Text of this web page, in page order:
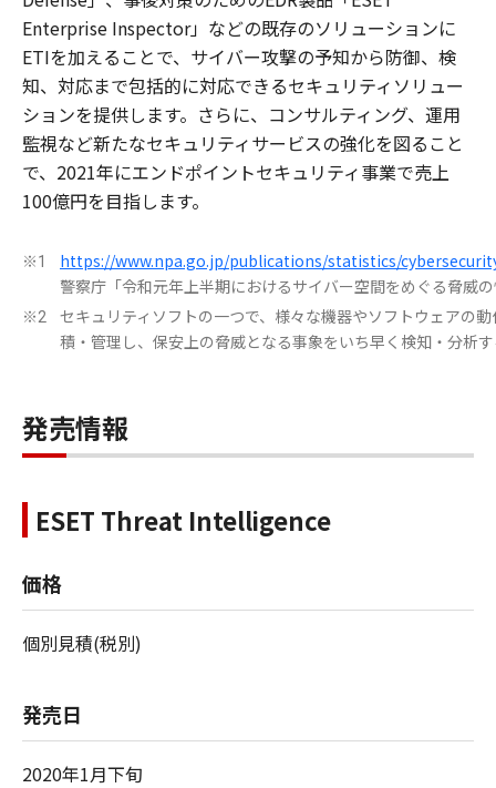
Enterprise Inspector」などの既存のソリューションに
ETIを加えることで、サイバー攻撃の予知から防御、検
知、対応まで包括的に対応できるセキュリティソリュー
ションを提供します。さらに、コンサルティング、運用
監視など新たなセキュリティサービスの強化を図ること
で、2021年にエンドポイントセキュリティ事業で売上
100億円を目指します。
※1
https://www.npa.go.jp/publications/statistics/
警察庁「令和元年上半期におけるサイバー空間をめぐる脅威
※2
セキュリティソフトの一つで、様々な機器やソフトウェアの
積・管理し、保安上の脅威となる事象をいち早く検知・分析
発売情報
ESET Threat Intelligence
価格
個別見積(税別)
発売日
2020年1月下旬